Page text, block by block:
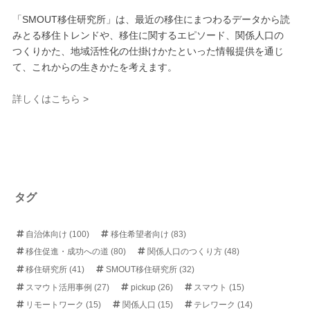
「SMOUT移住研究所」は、最近の移住にまつわるデータから読
みとる移住トレンドや、移住に関するエピソード、関係人口の
つくりかた、地域活性化の仕掛けかたといった情報提供を通じ
て、これからの生きかたを考えます。
詳しくはこちら >
タグ
自治体向け(100) 移住希望者向け (83)
移住促進・成功への道(80) 関係人口のつくり方 (48)
移住研究所(41) SMOUT移住研究所 (32)
スマウト活用事例(27) pickup (26) スマウト(15)
リモートワーク(15) 関係人口 (15) テレワーク(14)